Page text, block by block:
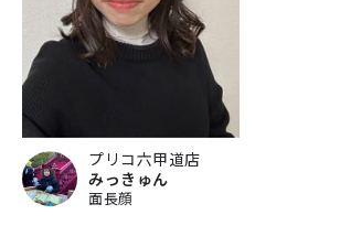
プリコ六甲道店
みっきゅん
面長顔